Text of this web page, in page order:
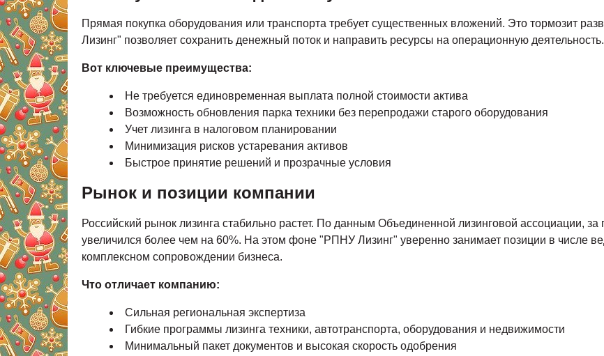
Прямая покупка оборудования или транспорта требует существенных вложений. Это тормозит
Лизинг" позволяет сохранить денежный поток и направить ресурсы на операционную деятельность.
Вот ключевые преимущества:
Не требуется единовременная выплата полной стоимости актива
Возможность обновления парка техники без перепродажи старого оборудования
Учет лизинга в налоговом планировании
Минимизация рисков устаревания активов
Быстрое принятие решений и прозрачные условия
Рынок и позиции компании
Российский рынок лизинга стабильно растет. По данным Объединенной лизинговой ассоциации,
увеличился более чем на 60%. На этом фоне "РПНУ Лизинг" уверенно занимает позиции в числе
комплексном сопровождении бизнеса.
Что отличает компанию:
Сильная региональная экспертиза
Гибкие программы лизинга техники, автотранспорта, оборудования и недвижимости
Минимальный пакет документов и высокая скорость одобрения